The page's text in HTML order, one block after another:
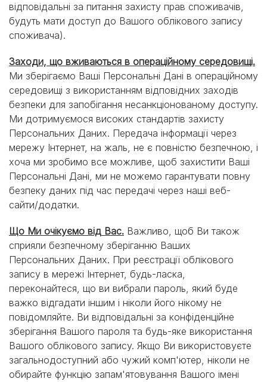
відповідальні за питання захисту прав споживачів,
будуть мати доступ до Вашого облікового запису
споживача).
Заходи, що вживаються в операційному середовищі.
Ми зберігаємо Ваші Персональні Дані в операційному
середовищі з використанням відповідних заходів
безпеки для запобігання несанкціонованому доступу.
Ми дотримуємося високих стандартів захисту
Персональних Даних. Передача інформації через
мережу Інтернет, на жаль, не є повністю безпечною, і
хоча ми зробимо все можливе, щоб захистити Ваші
Персональні Дані, ми не можемо гарантувати повну
безпеку даних під час передачі через наші веб-
сайти/додатки.
Що Ми очікуємо від Вас. Важливо, щоб Ви також
сприяли безпечному зберіганню Ваших
Персональних Даних. При реєстрації облікового
запису в мережі Інтернет, будь-ласка,
переконайтеся, що ви вибрали пароль, який буде
важко відгадати іншим і ніколи його нікому не
повідомляйте. Ви відповідальні за конфіденційне
зберігання Вашого пароля та будь-яке використання
Вашого облікового запису. Якщо Ви використовуєте
загальнодоступний або чужий комп'ютер, ніколи не
обирайте функцію запам'ятовування Вашого імені